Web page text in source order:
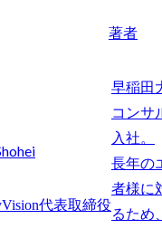
著者
代表取締役
早稲田
コンサ
入社。
長年の
者様に